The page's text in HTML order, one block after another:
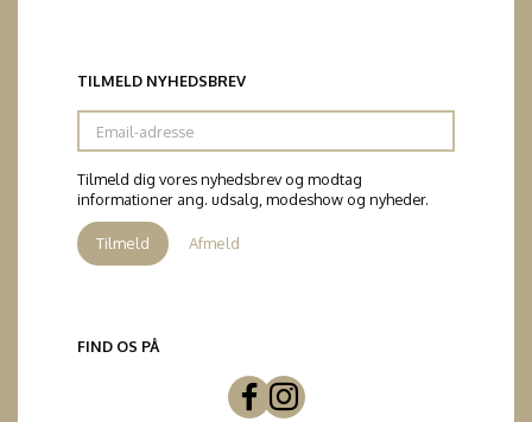
TILMELD NYHEDSBREV
Email-
adresse
Tilmeld dig vores nyhedsbrev og modtag
informationer ang. udsalg, modeshow og nyheder.
Tilmeld Afmeld
FIND OS PÅ